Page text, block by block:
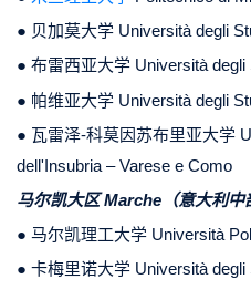
● 贝加莫大学 Università degli
● 布雷西亚大学 Università degli
● 帕维亚大学 Università degli
● 瓦雷泽-科莫因苏布里亚大学
dell'Insubria – Varese e Como
马尔凯大区 Marche（意大利中
● 马尔凯理工大学 Università
● 卡梅里诺大学 Università